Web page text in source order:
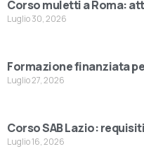
Corso muletti a Roma:
Luglio 30, 2026
Formazione finanziata
Luglio 27, 2026
Corso SAB Lazio:
Luglio 16, 2026